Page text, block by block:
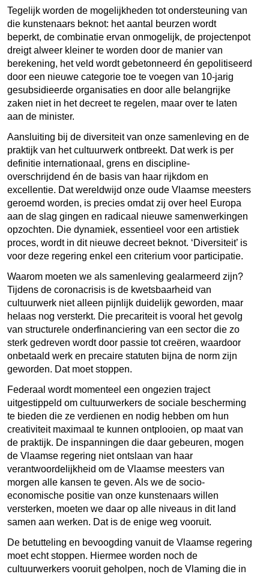
Tegelijk worden de mogelijkheden tot ondersteuning van
die kunstenaars beknot: het aantal beurzen wordt
beperkt, de combinatie ervan onmogelijk, de projectenpot
dreigt alweer kleiner te worden door de manier van
berekening, het veld wordt gebetonneerd én gepolitiseerd
door een nieuwe categorie toe te voegen van 10-jarig
gesubsidieerde organisaties en door alle belangrijke
zaken niet in het decreet te regelen, maar over te laten
aan de minister.
Aansluiting bij de diversiteit van onze samenleving en de
praktijk van het cultuurwerk ontbreekt. Dat werk is per
definitie internationaal, grens en discipline-
overschrijdend én de basis van haar rijkdom en
excellentie. Dat wereldwijd onze oude Vlaamse meesters
geroemd worden, is precies omdat zij over heel Europa
aan de slag gingen en radicaal nieuwe samenwerkingen
opzochten. Die dynamiek, essentieel voor een artistiek
proces, wordt in dit nieuwe decreet beknot. ‘Diversiteit’ is
voor deze regering enkel een criterium voor participatie.
Waarom moeten we als samenleving gealarmeerd zijn?
Tijdens de coronacrisis is de kwetsbaarheid van
cultuurwerk niet alleen pijnlijk duidelijk geworden, maar
helaas nog versterkt. Die precariteit is vooral het gevolg
van structurele onderfinanciering van een sector die zo
sterk gedreven wordt door passie tot creëren, waardoor
onbetaald werk en precaire statuten bijna de norm zijn
geworden. Dat moet stoppen.
Federaal wordt momenteel een ongezien traject
uitgestippeld om cultuurwerkers de sociale bescherming
te bieden die ze verdienen en nodig hebben om hun
creativiteit maximaal te kunnen ontplooien, op maat van
de praktijk. De inspanningen die daar gebeuren, mogen
de Vlaamse regering niet ontslaan van haar
verantwoordelijkheid om de Vlaamse meesters van
morgen alle kansen te geven. Als we de socio-
economische positie van onze kunstenaars willen
versterken, moeten we daar op alle niveaus in dit land
samen aan werken. Dat is de enige weg vooruit.
De betutteling en bevoogding vanuit de Vlaamse regering
moet echt stoppen. Hiermee worden noch de
cultuurwerkers vooruit geholpen, noch de Vlaming die in